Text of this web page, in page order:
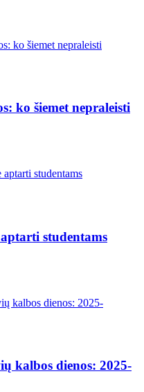
ko šiemet nepraleisti
studentams
kalbos dienos: 2025-